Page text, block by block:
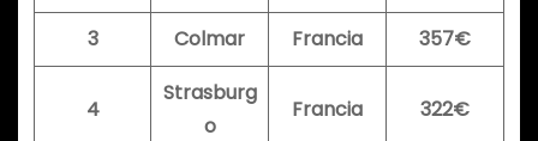
3
Colmar Francia 357€
4
Strasburg
o
Francia 322€